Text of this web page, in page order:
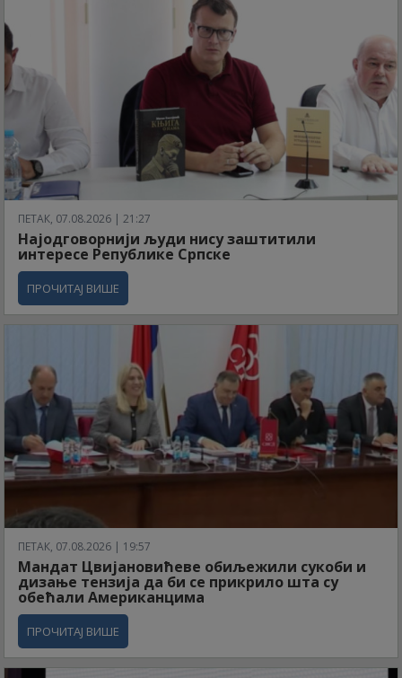
ПЕТАК, 07.08.2026 | 21:27
Најодговорнији људи нису заштитили
интересе Републике Српске
ПРОЧИТАЈ ВИШЕ
ПЕТАК, 07.08.2026 | 19:57
Мандат Цвијановићеве обиљежили сукоби и
дизање тензија да би се прикрило шта су
обећали Американцима
ПРОЧИТАЈ ВИШЕ